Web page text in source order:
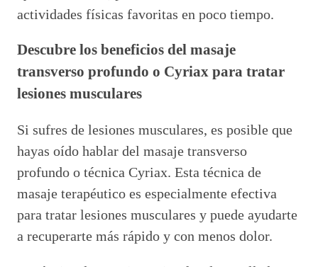
actividades físicas favoritas en poco tiempo.
Descubre los beneficios del masaje
transverso profundo o Cyriax para tratar
lesiones musculares
Si sufres de lesiones musculares, es posible que
hayas oído hablar del masaje transverso
profundo o técnica Cyriax. Esta técnica de
masaje terapéutico es especialmente efectiva
para tratar lesiones musculares y puede ayudarte
a recuperarte más rápido y con menos dolor.